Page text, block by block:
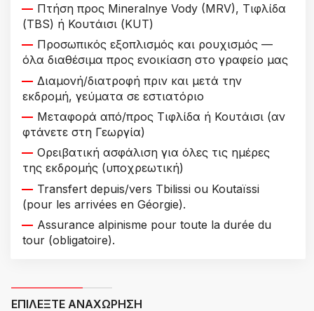
Πτήση προς Mineralnye Vody (MRV), Τιφλίδα
(TBS) ή Κουτάισι (KUT)
Προσωπικός εξοπλισμός και ρουχισμός —
όλα διαθέσιμα προς ενοικίαση στο γραφείο μας
Διαμονή/διατροφή πριν και μετά την
εκδρομή, γεύματα σε εστιατόριο
Μεταφορά από/προς Τιφλίδα ή Κουτάισι (αν
φτάνετε στη Γεωργία)
Ορειβατική ασφάλιση για όλες τις ημέρες
της εκδρομής (υποχρεωτική)
Transfert depuis/vers Tbilissi ou Koutaïssi
(pour les arrivées en Géorgie).
Assurance alpinisme pour toute la durée du
tour (obligatoire).
ΕΠΙΛΈΞΤΕ ΑΝΑΧΏΡΗΣΗ